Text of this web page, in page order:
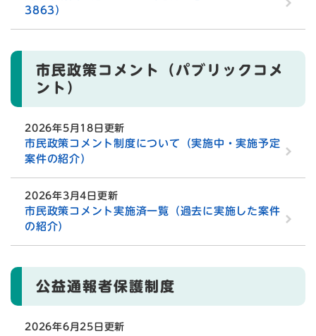
3863）
市民政策コメント（パブリックコメ
ント）
2026年5月18日更新
市民政策コメント制度について（実施中・実施予定
案件の紹介）
2026年3月4日更新
市民政策コメント実施済一覧（過去に実施した案件
の紹介）
公益通報者保護制度
2026年6月25日更新